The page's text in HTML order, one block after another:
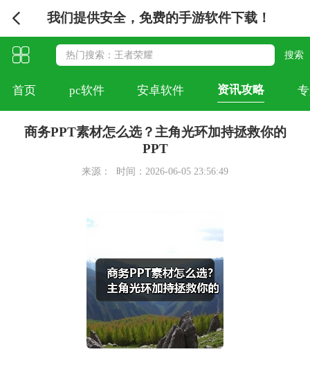
我们提供安全，免费的手游软件下载！
首页 pc软件 安卓软件 资讯攻略
商务PPT素材怎么选？主角光环加持拯救你的
PPT
来源： 时间：2026-06-05 23:56:49